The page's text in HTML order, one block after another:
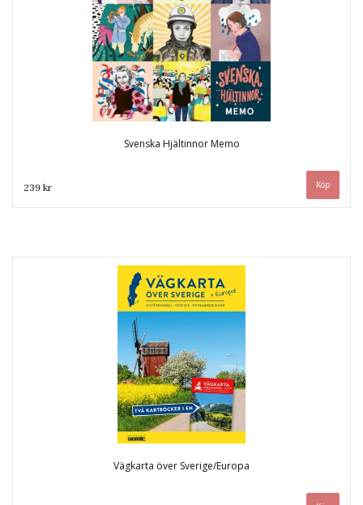
Svenska Hjältinnor Memo
239 kr
Vägkarta över Sverige/Europa